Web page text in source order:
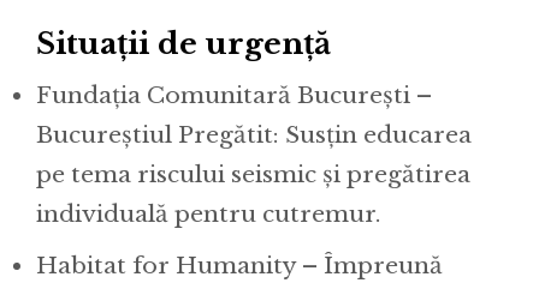
Situații de urgență
Fundația Comunitară București –
Bucureștiul Pregătit: Susțin educarea
pe tema riscului seismic și pregătirea
individuală pentru cutremur.
Habitat for Humanity – Împreună